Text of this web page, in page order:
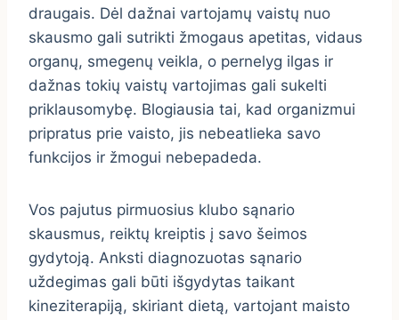
draugais. Dėl dažnai vartojamų vaistų nuo
skausmo gali sutrikti žmogaus apetitas, vidaus
organų, smegenų veikla, o pernelyg ilgas ir
dažnas tokių vaistų vartojimas gali sukelti
priklausomybę. Blogiausia tai, kad organizmui
pripratus prie vaisto, jis nebeatlieka savo
funkcijos ir žmogui nebepadeda.
Vos pajutus pirmuosius klubo sąnario
skausmus, reiktų kreiptis į savo šeimos
gydytoją. Anksti diagnozuotas sąnario
uždegimas gali būti išgydytas taikant
kineziterapiją, skiriant dietą, vartojant maisto